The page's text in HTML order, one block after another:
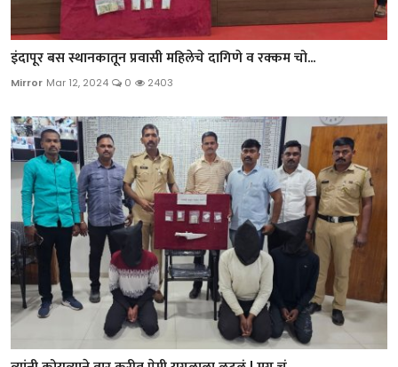
इंदापूर बस स्थानकातून प्रवासी महिलेचे दागिणे व रक्कम चो...
Mirror Mar 12, 2024 0 2403